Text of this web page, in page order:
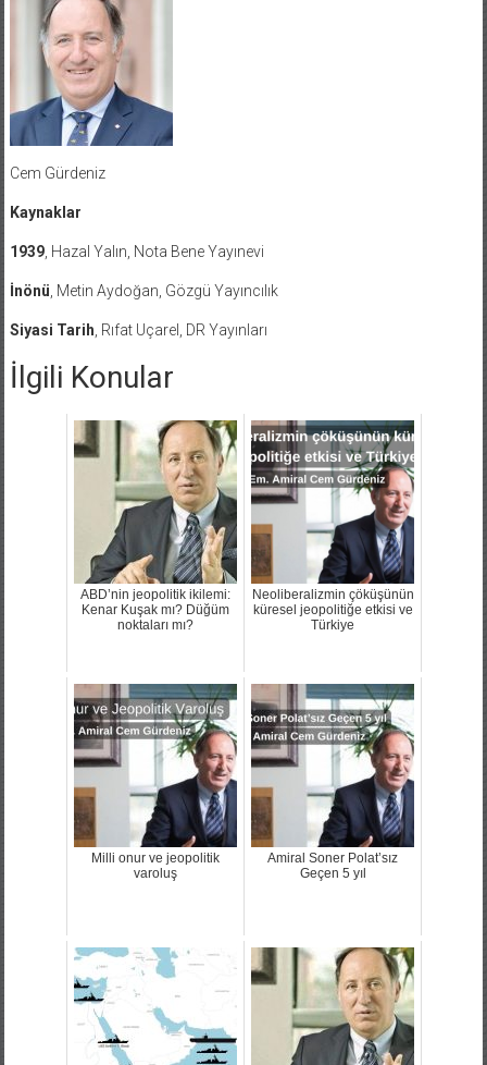
Cem Gürdeniz
Kaynaklar
1939, Hazal Yalın, Nota Bene Yayınevi
İnönü , Metin Aydoğan, Gözgü Yayıncılık
Siyasi Tarih , Rıfat Uçarel, DR Yayınları
İlgili Konular
ABD’nin jeopolitik ikilemi:
Kenar Kuşak mı? Düğüm
noktaları mı?
Neoliberalizmin çöküşünün
küresel jeopolitiğe etkisi ve
Türkiye
Milli onur ve jeopolitik
varoluş
Amiral Soner Polat’sız
Geçen 5 yıl